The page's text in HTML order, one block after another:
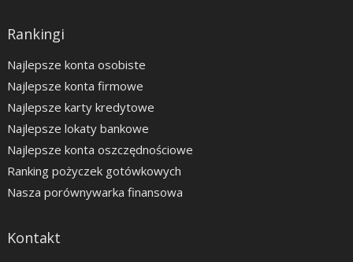
Rankingi
Najlepsze konta osobiste
Najlepsze konta firmowe
Najlepsze karty kredytowe
Najlepsze lokaty bankowe
Najlepsze konta oszczędnościowe
Ranking pożyczek gotówkowych
Nasza porównywarka finansowa
Kontakt